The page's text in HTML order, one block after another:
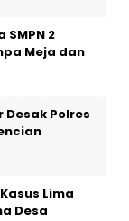
SMPN 2
Meja dan
Desak Polres
Lima
Desa